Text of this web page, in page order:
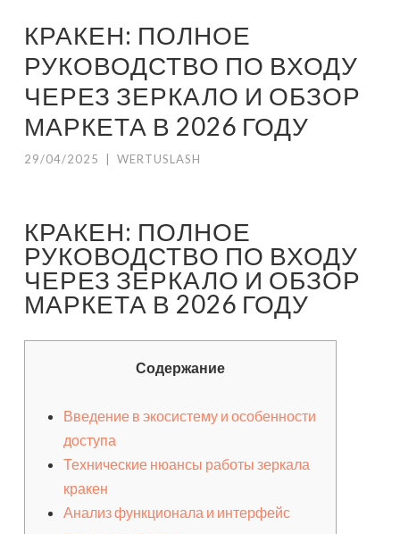
КРАКЕН: ПОЛНОЕ
РУКОВОДСТВО ПО ВХОДУ
ЧЕРЕЗ ЗЕРКАЛО И ОБЗОР
МАРКЕТА В 2026 ГОДУ
29/04/2025 WERTUSLASH
КРАКЕН: ПОЛНОЕ
РУКОВОДСТВО ПО ВХОДУ
ЧЕРЕЗ ЗЕРКАЛО И ОБЗОР
МАРКЕТА В 2026 ГОДУ
Содержание
Введение в экосистему и особенности
доступа
Технические нюансы работы зеркала
кракен
Анализ функционала и интерфейс